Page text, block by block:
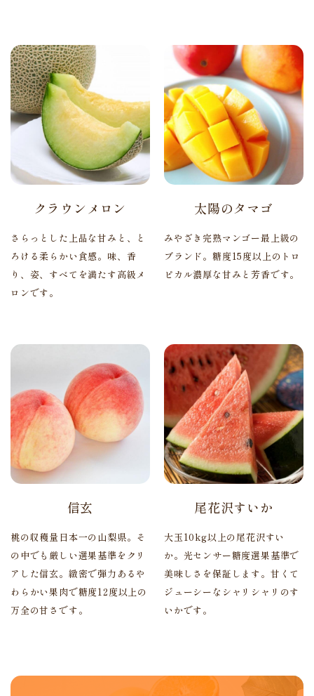
クラウンメロン
さらっとした上品な甘みと、と
ろける柔らかい食感。味、香
り、姿、すべてを満たす高級メ
ロンです。
太陽のタマゴ
みやざき完熟マンゴー最上級の
ブランド。糖度15度以上のトロ
ピカル濃厚な甘みと芳香です。
信玄
桃の収穫量日本一の山梨県。そ
の中でも厳しい選果基準をクリ
アした信玄。緻密で弾力あるや
わらかい果肉で糖度12度以上の
万全の甘さです。
尾花沢すいか
大玉10kg以上の尾花沢すい
か。光センサー糖度選果基準で
美味しさを保証します。甘くて
ジューシーなシャリシャリのす
いかです。